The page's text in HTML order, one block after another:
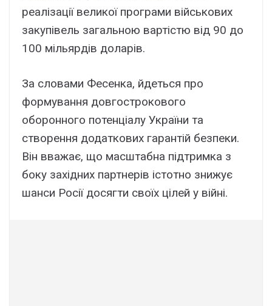
реалізації великої програми військових
закупівель загальною вартістю від 90 до
100 мільярдів доларів.
За словами Фесенка, йдеться про
формування довгострокового
оборонного потенціалу України та
створення додаткових гарантій безпеки.
Він вважає, що масштабна підтримка з
боку західних партнерів істотно знижує
шанси Росії досягти своїх цілей у війні.